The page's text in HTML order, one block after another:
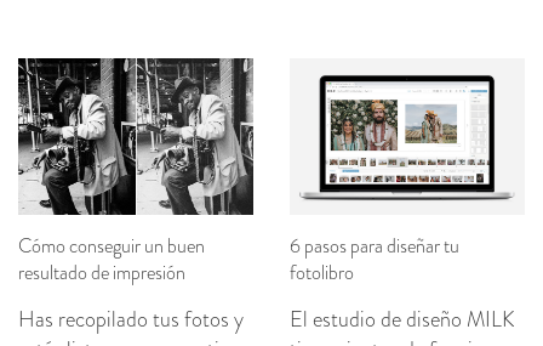
Cómo conseguir un buen
resultado de impresión
Has recopilado tus fotos y
6 pasos para diseñar tu
fotolibro
El estudio de diseño MILK